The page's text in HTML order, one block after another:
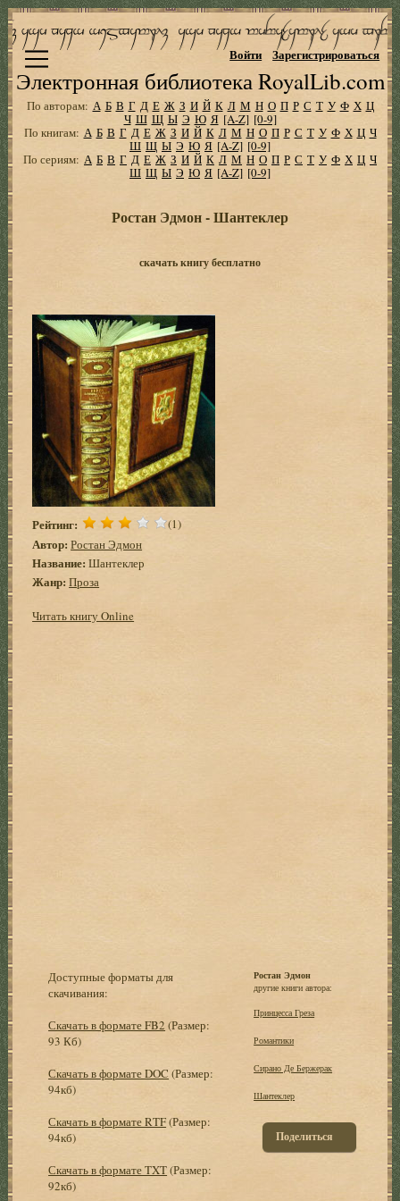
Электронная библиотека RoyalLib.com
Войти Зарегистрироваться
По авторам: А Б В Г Д Е Ж З И Й К Л М Н О П Р С Т У Ф Х Ц
Ч Ш Щ Ы Э Ю Я [A-Z] [0-9]
По книгам: А Б В Г Д Е Ж З И Й К Л М Н О П Р С Т У Ф Х Ц Ч
Ш Щ Ы Э Ю Я [A-Z] [0-9]
По сериям: А Б В Г Д Е Ж З И Й К Л М Н О П Р С Т У Ф Х Ц Ч
Ш Щ Ы Э Ю Я [A-Z] [0-9]
Ростан Эдмон - Шантеклер
скачать книгу бесплатно
Рейтинг: (1)
Автор: Ростан Эдмон
Название: Шантеклер
Жанр: Проза
Читать книгу Online
Доступные форматы для
скачивания:
Скачать в формате FB2 (Размер:
93 Кб)
Скачать в формате DOC (Размер:
94кб)
Скачать в формате RTF(Размер:
94кб)
Скачать в формате TXT(Размер:
92кб)
Ростан Эдмон
другие книги автора:
Принцесса Греза
Романтики
Сирано Де Бержерак
Шантеклер
Поделиться